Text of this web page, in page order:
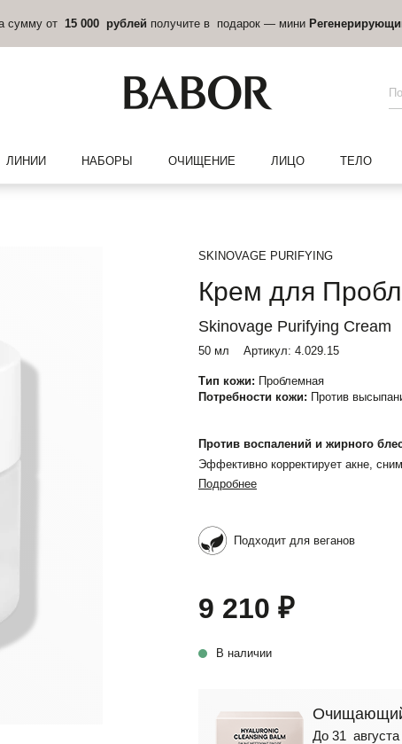
сумму от 15 000 рублей получите в подарок — мини
ЛИНИИ НАБОРЫ ОЧИЩЕНИЕ ЛИЦО ТЕЛО
SKINOVAGE PURIFYING
Крем для
Skinovage Purifying Cream
50 мл Артикул: 4.029.15
Тип кожи: Проблемная
Потребности кожи: Против
Против воспалений и жирного
Эффективно корректирует акне,
Подробнее
Подходит для веганов
9 210 ₽
В наличии
Очищающий
До 31